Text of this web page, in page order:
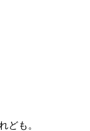
ども。